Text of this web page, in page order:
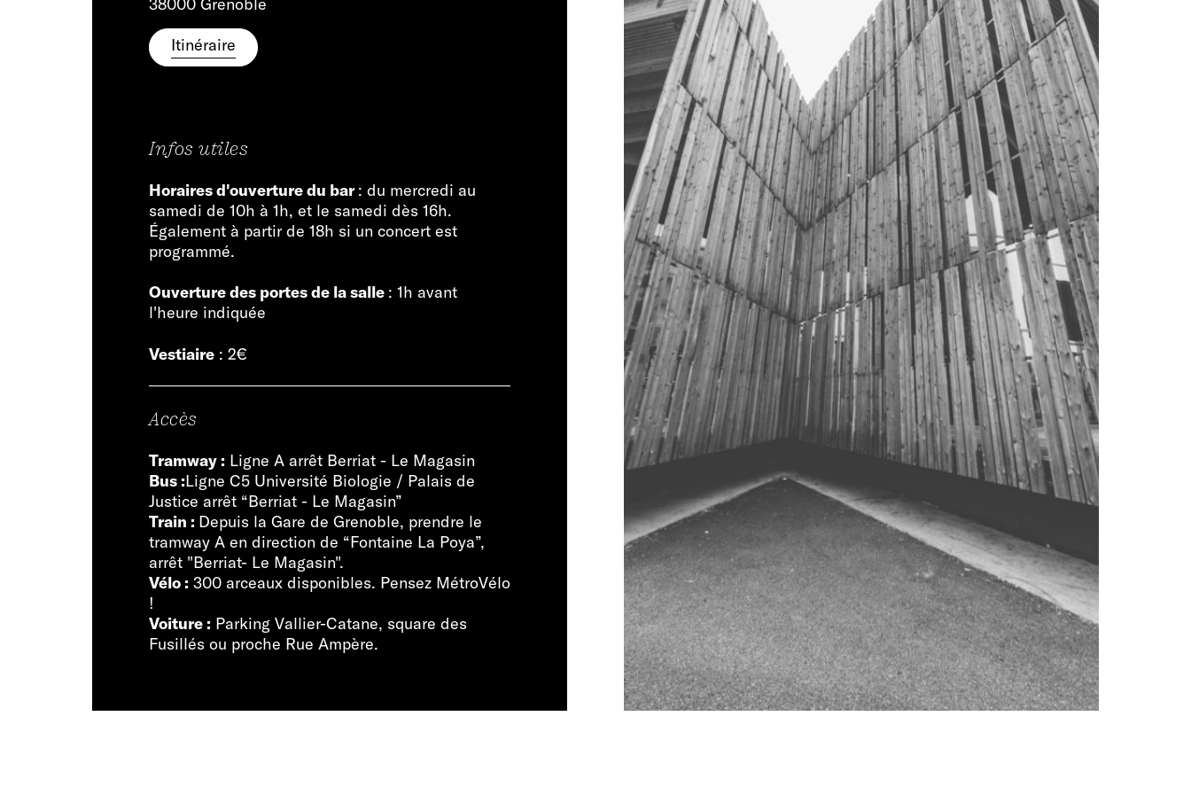
Itinéraire
Infos utiles
Horaires d'ouverture du bar: du mercredi au
samedi de 10h à 1h, et le samedi dès 16h.
Également à partir de 18h si un concert est
programmé.
Ouverture des portes de la salle : 1h avant
l'heure indiquée
Vestiaire : 2€
Accès
Tramway : Ligne A arrêt Berriat - Le Magasin
Bus :Ligne C5 Université Biologie / Palais de
Justice arrêt “Berriat - Le Magasin”
Train : Depuis la Gare de Grenoble, prendre le
tramway A en direction de “Fontaine La Poya”,
arrêt "Berriat- Le Magasin".
Vélo : 300 arceaux disponibles. Pensez MétroVélo
!
Voiture : Parking Vallier-Catane, square des
Fusillés ou proche Rue Ampère.